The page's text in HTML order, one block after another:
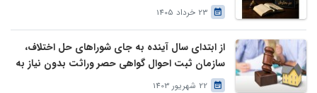
23 خرداد 1405
از ابتدای سال آینده به جای شوراهای حل اختلاف،
سازمان ثبت احوال گواهی حصر وراثت بدون نیاز به
درخواست وراث صادر خواهد کرد
22 شهریور 1403